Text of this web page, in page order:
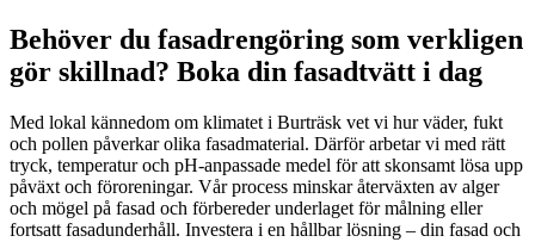
Behöver du fasadrengöring som verkligen
gör skillnad? Boka din fasadtvätt i dag
Med lokal kännedom om klimatet i Burträsk vet vi hur väder, fukt
och pollen påverkar olika fasadmaterial. Därför arbetar vi med rätt
tryck, temperatur och pH-anpassade medel för att skonsamt lösa upp
påväxt och föroreningar. Vår process minskar återväxten av alger
och mögel på fasad och förbereder underlaget för målning eller
fortsatt fasadunderhåll. Investera i en hållbar lösning – din fasad och